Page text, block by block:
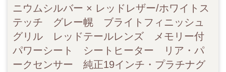
ニウムシルバー × レッドレザー/ホワイトス
テッチ グレー幌 ブライトフィニッシュ
グリル レッドテールレンズ メモリー付
パワーシート シートヒーター リア・パ
ークセンサー 純正19インチ・プラチナグ